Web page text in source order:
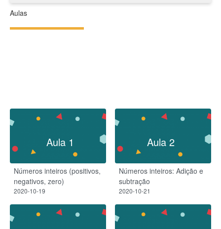
Aulas
Aula 1
Números inteiros (positivos,
negativos, zero)
2020-10-19
Aula 2
Números inteiros: Adição e
subtração
2020-10-21